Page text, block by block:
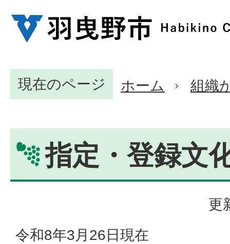
現在のページ ホーム 組織
指定・登録文
更
令和8年3月26日現在